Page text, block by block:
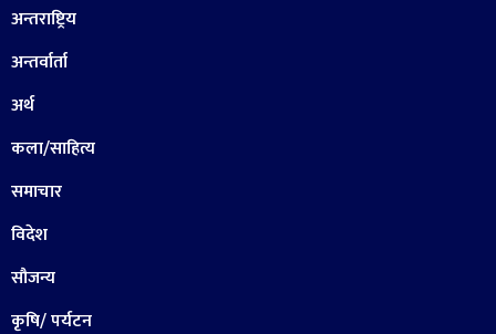
अन्तराष्ट्रिय
अन्तर्वार्ता
अर्थ
कला/साहित्य
समाचार
विदेश
सौजन्य
कृषि/ पर्यटन